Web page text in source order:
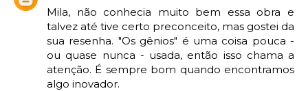
Mila, não conhecia muito bem essa obra e
talvez até tive certo preconceito, mas gostei da
sua resenha. "Os gênios" é uma coisa pouca -
ou quase nunca - usada, então isso chama a
atenção. É sempre bom quando encontramos
algo inovador.